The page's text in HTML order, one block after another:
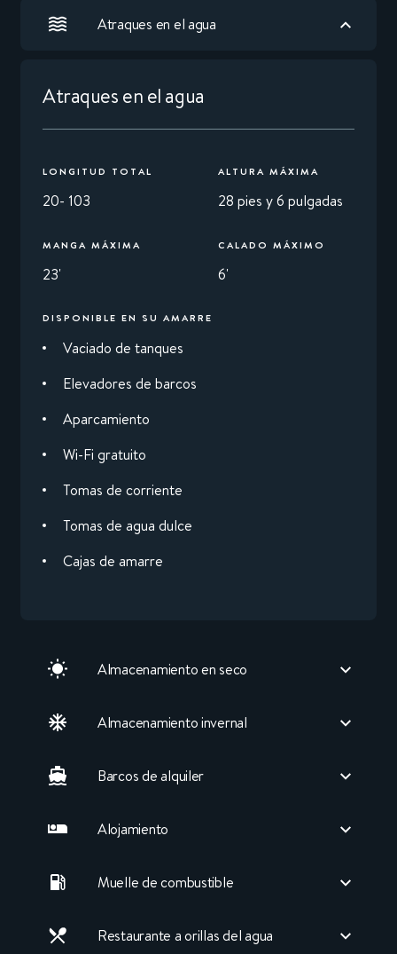
Atraques en el agua
Atraques en el agua
LONGITUD TOTAL
20- 103
ALTURA MÁXIMA
28 pies y 6 pulgadas
MANGA MÁXIMA
23'
CALADO MÁXIMO
6'
DISPONIBLE EN SU AMARRE
Vaciado de tanques
Elevadores de barcos
Aparcamiento
Wi-Fi gratuito
Tomas de corriente
Tomas de agua dulce
Cajas de amarre
Almacenamiento en seco
Almacenamiento invernal
Barcos de alquiler
Alojamiento
Muelle de combustible
Restaurante a orillas del agua